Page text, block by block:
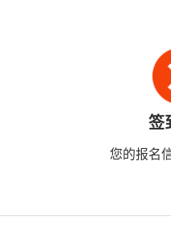
签
您的报名